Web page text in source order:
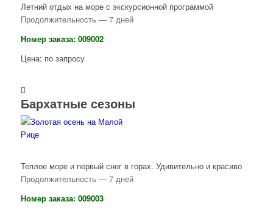
Летний отдых на море с экскурсионной программой
Продолжительность — 7 дней
Номер заказа: 009002
Цена: по запросу
Бархатные сезоны
Теплое море и первый снег в горах. Удивительно и красиво
Продолжительность — 7 дней
Номер заказа: 009003